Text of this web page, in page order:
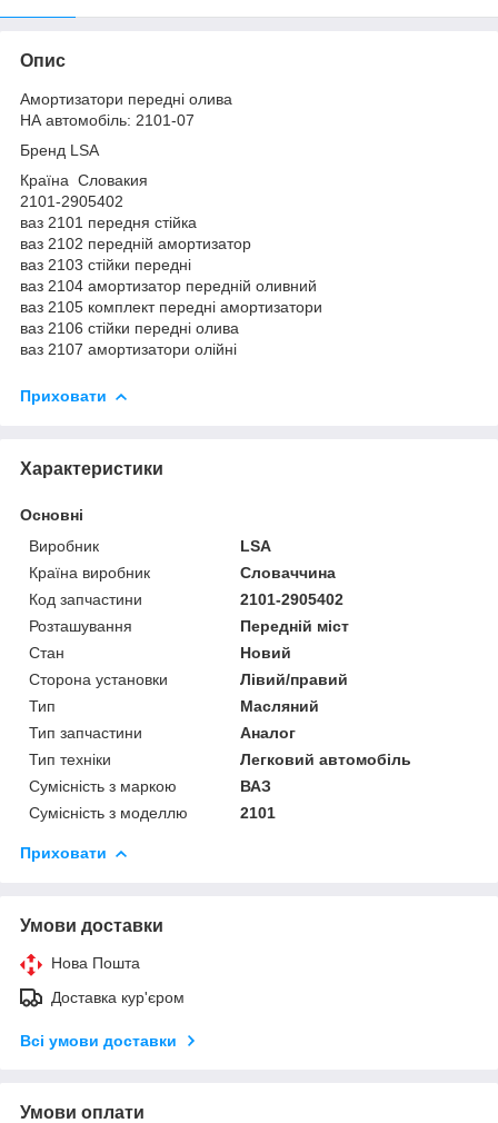
Опис
Амортизатори передні олива
НА автомобіль: 2101-07
Бренд LSA
Країна Словакия
2101-2905402
ваз 2101 передня стійка
ваз 2102 передній амортизатор
ваз 2103 стійки передні
ваз 2104 амортизатор передній оливний
ваз 2105 комплект передні амортизатори
ваз 2106 стійки передні олива
ваз 2107 амортизатори олійні
Приховати
Характеристики
Основні
Виробник
LSA
Країна виробник
Словаччина
Код запчастини
2101-2905402
Розташування
Передній міст
Стан
Новий
Сторона установки
Лівий/правий
Тип
Масляний
Тип запчастини
Аналог
Тип техніки
Легковий автомобіль
Сумісність з маркою
ВАЗ
Сумісність з моделлю
2101
Приховати
Умови доставки
Нова Пошта
Доставка кур'єром
Всі умови доставки
Умови оплати